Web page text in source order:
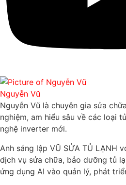
Nguyễn Vũ
Nguyễn Vũ là chuyên gia sửa
nghiệm, am hiểu sâu về các loại
nghệ inverter mới.
Anh sáng lập VŨ SỬA TỦ LẠNH
dịch vụ sửa chữa, bảo dưỡng tủ
ứng dụng AI vào quản lý, phát